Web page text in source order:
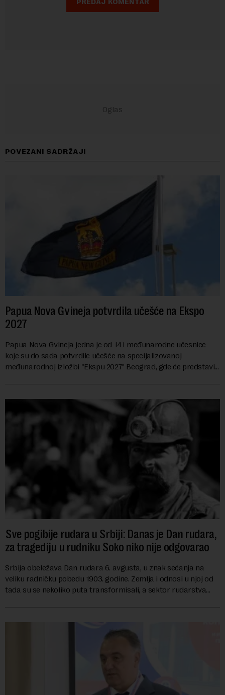
POVEZANI SADRŽAJI
Papua Nova Gvineja potvrdila učešće na Ekspo
2027
Papua Nova Gvineja jedna je od 141 međunarodne učesnice
koje su do sada potvrdile učešće na specijalizovanoj
međunarodnoj izložbi "Ekspu 2027" Beograd, gde će predstaviti
Sve pogibije rudara u Srbiji: Danas je Dan rudara,
za tragediju u rudniku Soko niko nije odgovarao
Srbija obeležava Dan rudara 6. avgusta, u znak sećanja na
veliku radničku pobedu 1903. godine. Zemlja i odnosi u njoj od
tada su se nekoliko puta transformisali, a sektor rudarstva